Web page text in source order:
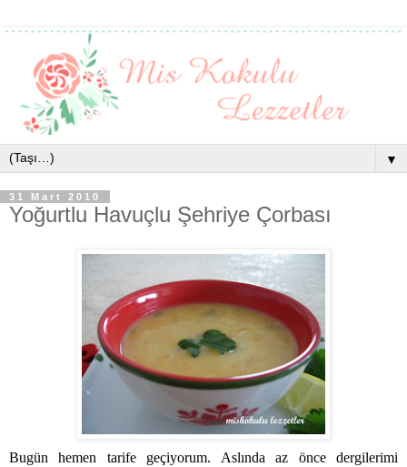
▼
31 Mart 2010
Yoğurtlu Havuçlu Şehriye Çorbası
Bugün hemen tarife geçiyorum. Aslında az önce dergilerimi